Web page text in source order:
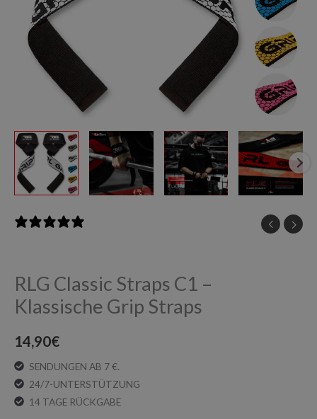
RLG Classic Straps C1 –
Klassische Grip Straps
14,90€
SENDUNGEN AB 7 €.
24/7-UNTERSTÜTZUNG
14 TAGE RÜCKGABE